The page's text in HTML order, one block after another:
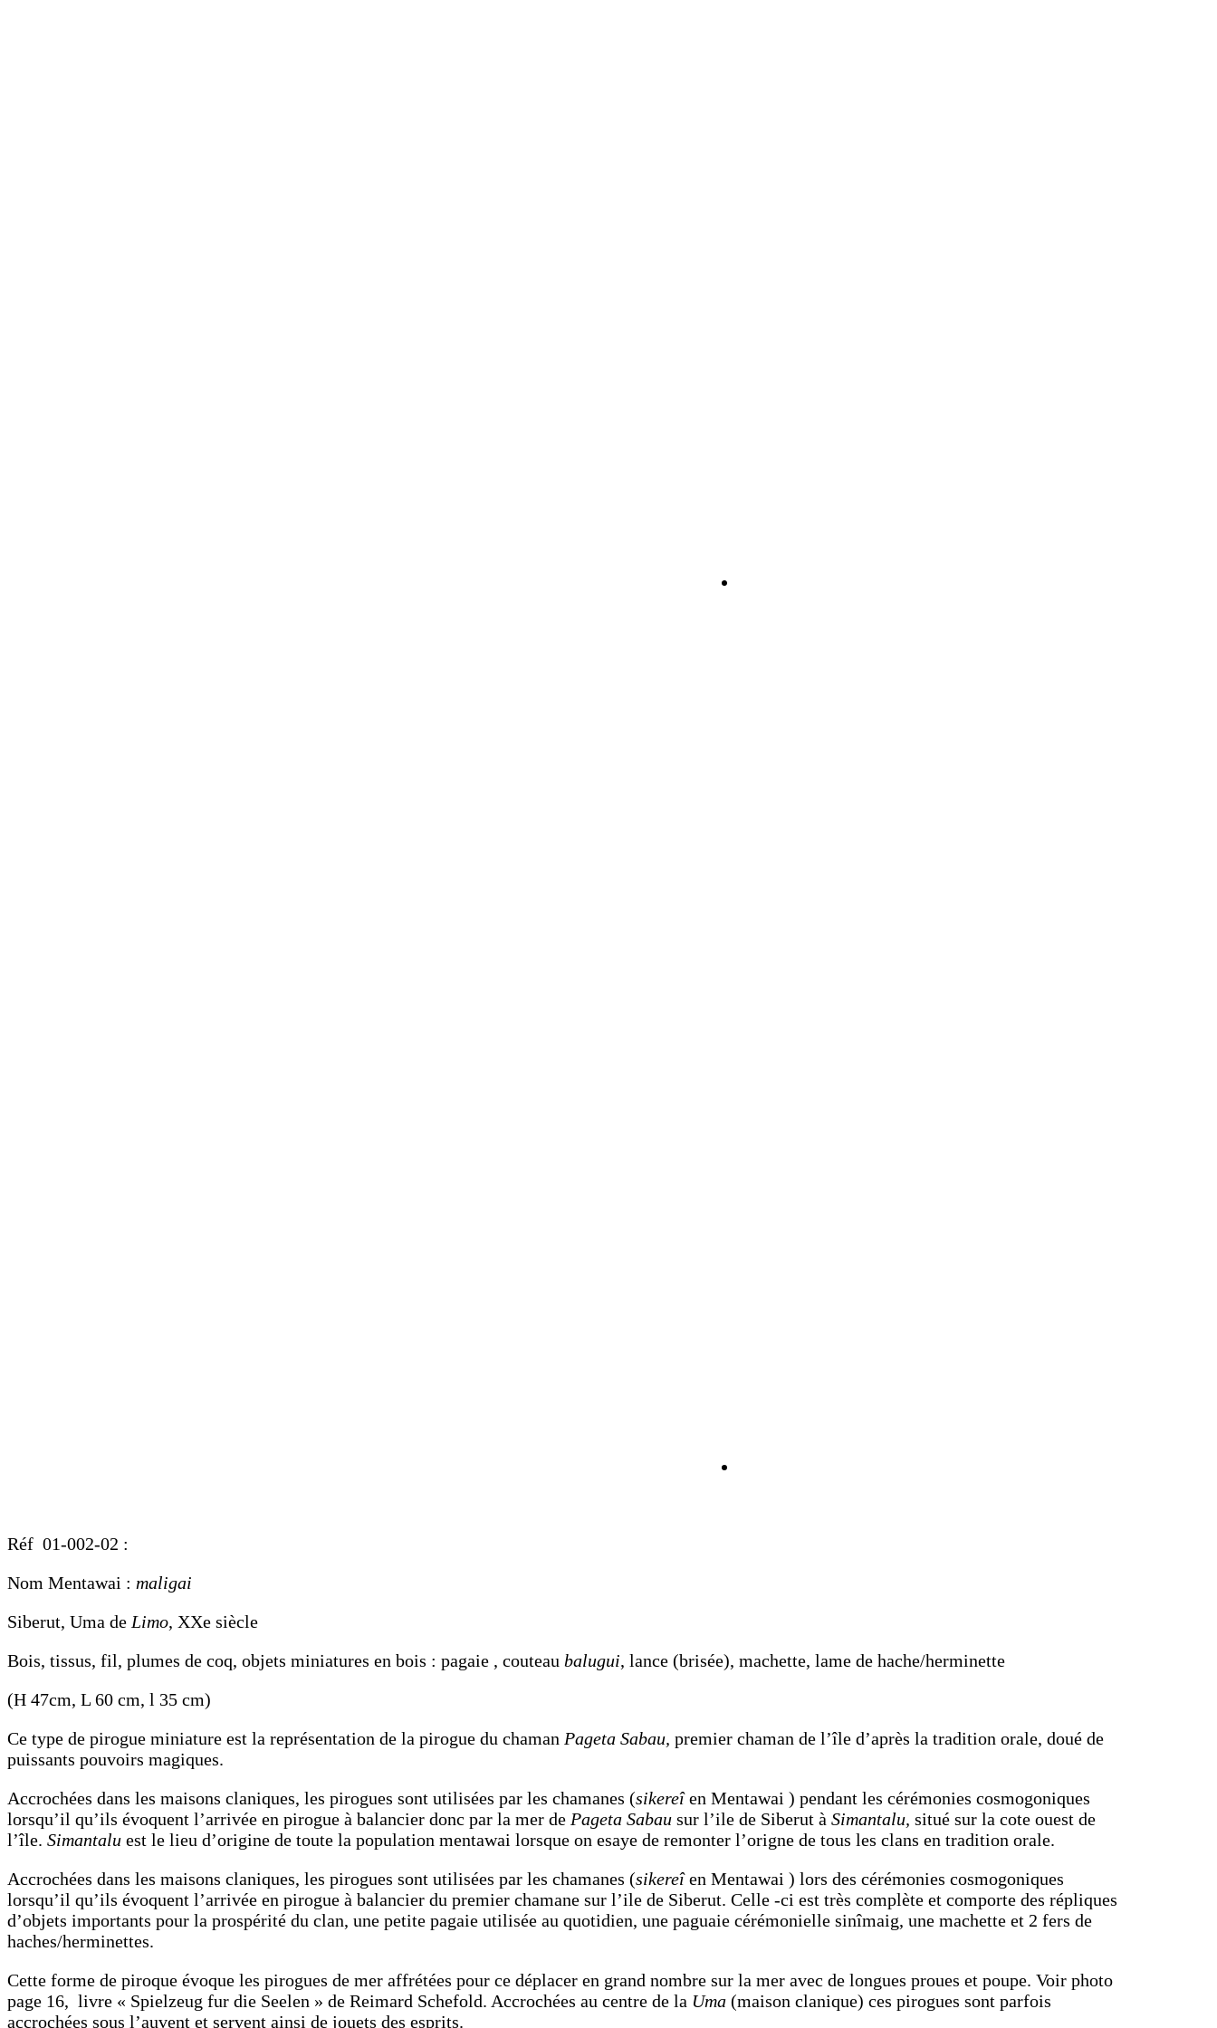
Réf 01-002-02 :
Nom Mentawai : maligai
Siberut, Uma de Limo, XXe siècle
Bois, tissus, fil, plumes de coq, objets miniatures en bois : pagaie , couteau balugui, lance (brisée), machette, lame de hache/herminette
(H 47cm, L 60 cm, l 35 cm)
Ce type de pirogue miniature est la représentation de la pirogue du chaman Pageta Sabau, premier chaman de l’île d’après la tradition orale, doué de
puissants pouvoirs magiques.
Accrochées dans les maisons claniques, les pirogues sont utilisées par les chamanes (sikereîen Mentawai ) pendant les cérémonies cosmogoniques
lorsqu’il qu’ils évoquent l’arrivée en pirogue à balancier donc par la mer de Pageta Sabau sur l’ile de Siberut à Simantalu, situé sur la cote ouest de
l’île. Simantalu est le lieu d’origine de toute la population mentawai lorsque on esaye de remonter l’origne de tous les clans en tradition orale.
Accrochées dans les maisons claniques, les pirogues sont utilisées par les chamanes (sikereîen Mentawai ) lors des cérémonies cosmogoniques
lorsqu’il qu’ils évoquent l’arrivée en pirogue à balancier du premier chamane sur l’ile de Siberut. Celle -ci est très complète et comporte des répliques
d’objets importants pour la prospérité du clan, une petite pagaie utilisée au quotidien, une paguaie cérémonielle sinîmaig, une machette et 2 fers de
haches/herminettes.
Cette forme de piroque évoque les pirogues de mer affrétées pour ce déplacer en grand nombre sur la mer avec de longues proues et poupe. Voir photo
page 16, livre « Spielzeug fur die Seelen » de Reimard Schefold. Accrochées au centre de la Uma (maison clanique) ces pirogues sont parfois
accrochées sous l’auvent et servent ainsi de jouets des esprits.